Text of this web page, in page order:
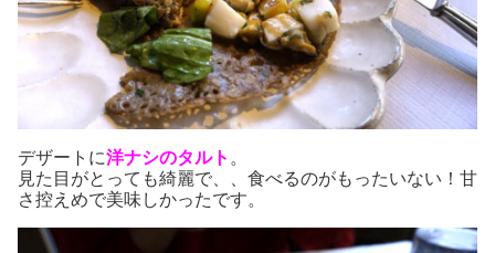
デザートに洋ナシのタルト 。
見た目がとっても綺麗で、、食べるのがもったいない！甘
さ控えめで美味しかったです。